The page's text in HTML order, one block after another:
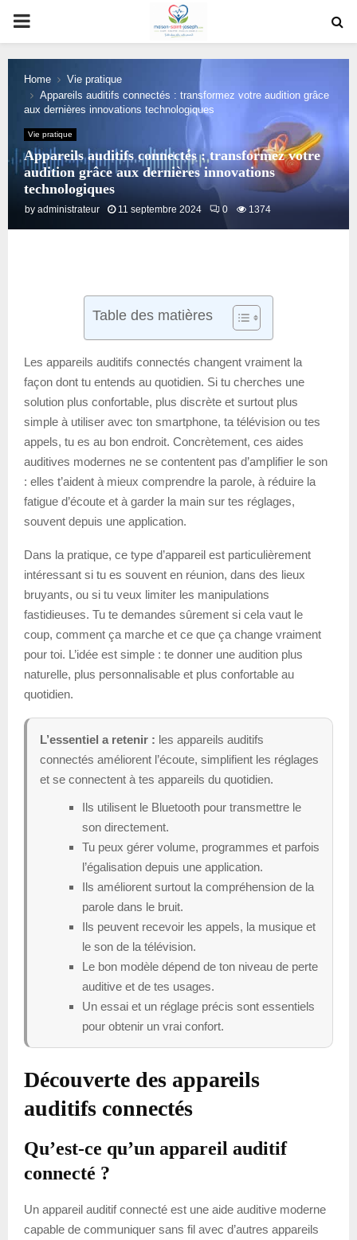
PRIMARY
MENU
Home
Vie pratique
Appareils auditifs connectés : transformez votre audition grâce
aux dernières innovations technologiques
Vie pratique
Appareils auditifs connectés : transformez votre
audition grâce aux dernières innovations
technologiques
by administrateur 11 septembre 2024 0 1374
Table des matières
Les appareils auditifs connectés changent vraiment la
façon dont tu entends au quotidien. Si tu cherches une
solution plus confortable, plus discrète et surtout plus
simple à utiliser avec ton smartphone, ta télévision ou tes
appels, tu es au bon endroit. Concrètement, ces aides
auditives modernes ne se contentent pas d’amplifier le son
: elles t’aident à mieux comprendre la parole, à réduire la
fatigue d’écoute et à garder la main sur tes réglages,
souvent depuis une application.
Dans la pratique, ce type d’appareil est particulièrement
intéressant si tu es souvent en réunion, dans des lieux
bruyants, ou si tu veux limiter les manipulations
fastidieuses. Tu te demandes sûrement si cela vaut le
coup, comment ça marche et ce que ça change vraiment
pour toi. L’idée est simple : te donner une audition plus
naturelle, plus personnalisable et plus confortable au
quotidien.
L’essentiel a retenir : les appareils auditifs
connectés améliorent l’écoute, simplifient les réglages
et se connectent à tes appareils du quotidien.
Ils utilisent le Bluetooth pour transmettre le
son directement.
Tu peux gérer volume, programmes et parfois
l’égalisation depuis une application.
Ils améliorent surtout la compréhension de la
parole dans le bruit.
Ils peuvent recevoir les appels, la musique et
le son de la télévision.
Le bon modèle dépend de ton niveau de perte
auditive et de tes usages.
Un essai et un réglage précis sont essentiels
pour obtenir un vrai confort.
Découverte des appareils
auditifs connectés
Qu’est-ce qu’un appareil auditif
connecté ?
Un appareil auditif connecté est une aide auditive moderne
capable de communiquer sans fil avec d’autres appareils